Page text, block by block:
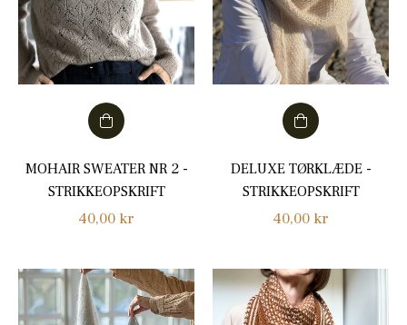
MOHAIR SWEATER NR 2 -
STRIKKEOPSKRIFT
Normalpris
40,00 kr
DELUXE TØRKLÆDE -
STRIKKEOPSKRIFT
Normalpris
40,00 kr